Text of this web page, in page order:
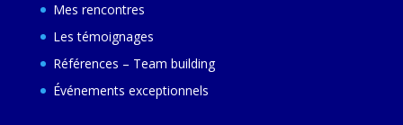
Mes rencontres
Les témoignages
Références – Team building
Événements exceptionnels